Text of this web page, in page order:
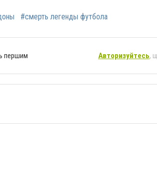
#смерть легенды футбола
першим Авторизуйтесь,